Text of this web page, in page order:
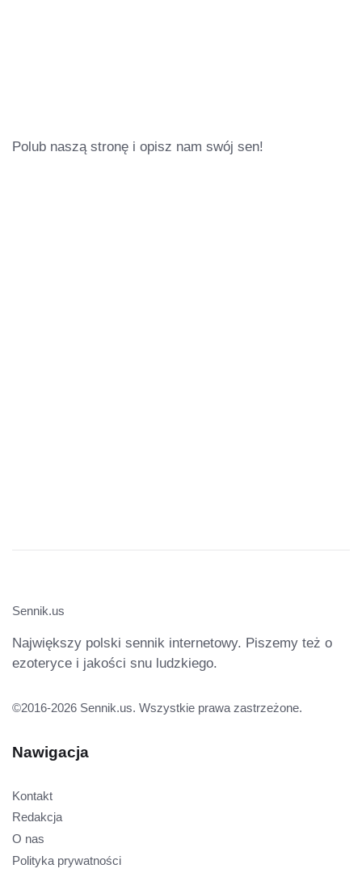
Polub naszą stronę i opisz nam swój sen!
Sennik.us
Największy polski sennik internetowy. Piszemy też o
ezoteryce i jakości snu ludzkiego.
©2016-2026 Sennik.us. Wszystkie prawa zastrzeżone.
Nawigacja
Kontakt
Redakcja
O nas
Polityka prywatności